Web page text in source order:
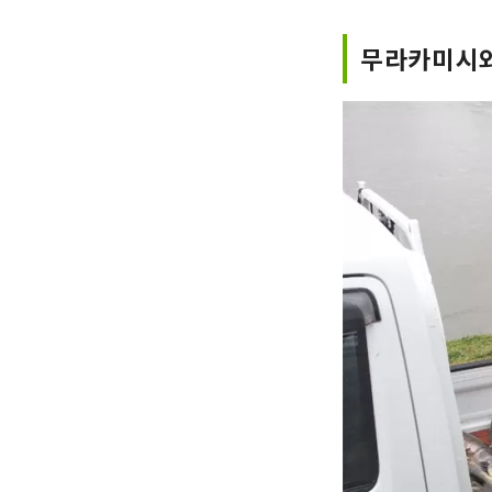
무라카미시